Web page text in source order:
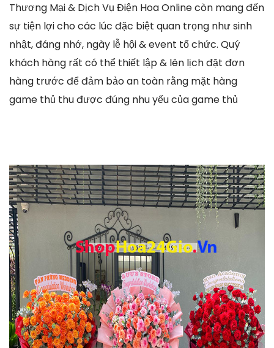
Thương Mại & Dịch Vụ Điện Hoa Online còn mang đến
sự tiện lợi cho các lúc đặc biệt quan trọng như sinh
nhật, đáng nhớ, ngày lễ hội & event tổ chức. Quý
khách hàng rất có thể thiết lập & lên lịch đặt đơn
hàng trước để đảm bảo an toàn rằng mặt hàng
game thủ thu được đúng nhu yếu của game thủ